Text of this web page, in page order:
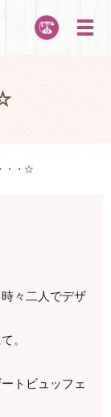
メ
・・☆
々二人でデザ
。
トビュッフェ